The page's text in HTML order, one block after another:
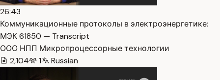
26:43
Коммуникационные протоколы в электроэнергетике:
МЭК 61850 — Transcript
ООО НПП Микропроцессорные технологии
2,104
1 Russian